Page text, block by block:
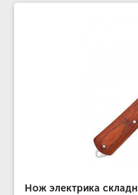
Нож электрика